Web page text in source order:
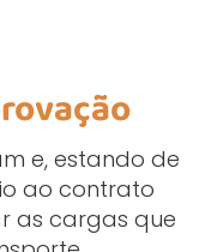
e, estando de
ao contrato
as cargas que